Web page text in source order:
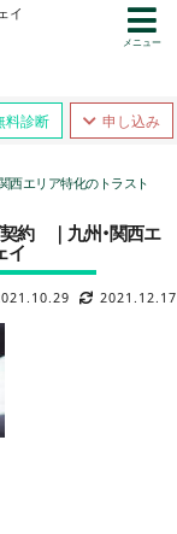
イ
料診断 申し込み
メニュー
エリア特化のトラスト
約 ｜九州・関西エ
イ
2021.12.17